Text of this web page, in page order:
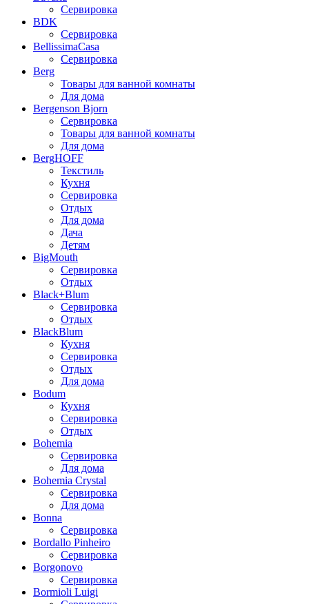
Сервировка
BDK
Сервировка
BellissimaCasa
Сервировка
Berg
Товары для ванной комнаты
Для дома
Bergenson Bjorn
Сервировка
Товары для ванной комнаты
Для дома
BergHOFF
Текстиль
Кухня
Сервировка
Отдых
Для дома
Дача
Детям
BigMouth
Сервировка
Отдых
Black+Blum
Сервировка
Отдых
BlackBlum
Кухня
Сервировка
Отдых
Для дома
Bodum
Кухня
Сервировка
Отдых
Bohemia
Сервировка
Для дома
Bohemia Crystal
Сервировка
Для дома
Bonna
Сервировка
Bordallo Pinheiro
Сервировка
Borgonovo
Сервировка
Bormioli Luigi